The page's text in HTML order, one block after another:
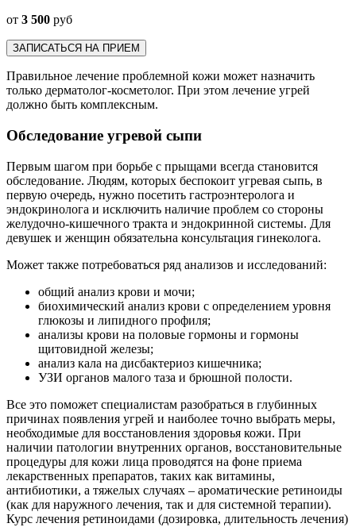
от 3 500 руб
ЗАПИСАТЬСЯ НА ПРИЕМ
Правильное лечение проблемной кожи может назначить
только дерматолог-косметолог. При этом лечение угрей
должно быть комплексным.
Обследование угревой сыпи
Первым шагом при борьбе с прыщами всегда становится
обследование. Людям, которых беспокоит угревая сыпь, в
первую очередь, нужно посетить гастроэнтеролога и
эндокринолога и исключить наличие проблем со стороны
желудочно-кишечного тракта и эндокринной системы. Для
девушек и женщин обязательна консультация гинеколога.
Может также потребоваться ряд анализов и исследований:
общий анализ крови и мочи;
биохимический анализ крови с определением уровня
глюкозы и липидного профиля;
анализы крови на половые гормоны и гормоны
щитовидной железы;
анализ кала на дисбактериоз кишечника;
УЗИ органов малого таза и брюшной полости.
Все это поможет специалистам разобраться в глубинных
причинах появления угрей и наиболее точно выбрать меры,
необходимые для восстановления здоровья кожи. При
наличии патологии внутренних органов, восстановительные
процедуры для кожи лица проводятся на фоне приема
лекарственных препаратов, таких как витамины,
антибиотики, а тяжелых случаях – ароматические ретиноиды
(как для наружного лечения, так и для системной терапии).
Курс лечения ретиноидами (дозировка, длительность лечения)